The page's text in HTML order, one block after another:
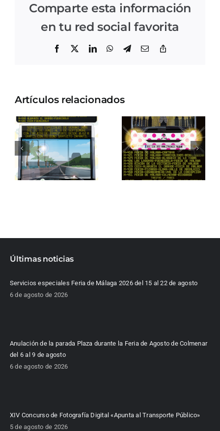
Comparte esta información
en tu red social favorita
Facebook LinkedInWhatsApp
Telegram
Correo
Artículos relacionados
Últimas noticias
Servicios especiales Feria de Málaga 2026 del 15 al 22 de agosto
6 de agosto de 2026
Anulación de la parada Plaza durante la Feria de Agosto de Colmenar
del 6 al 9 de agosto
6 de agosto de 2026
XIV Concurso de Fotografía Digital «Apunta al Transporte Público»
5 de agosto de 2026